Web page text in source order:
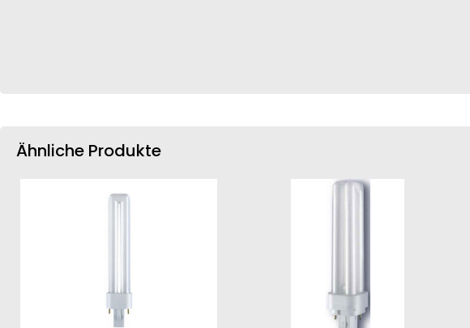
Ähnliche Produkte